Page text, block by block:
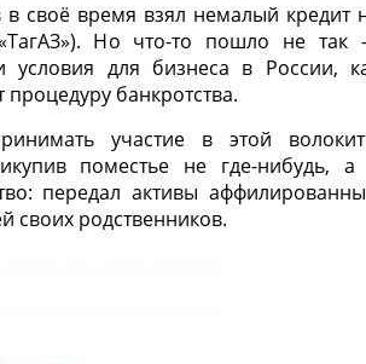
своё время взял немалый кредит
Но что-то пошло не
условия для бизнеса в России,
процедуру банкротства.
участие в этой
поместье не где-нибудь,
передал активы
родственников.